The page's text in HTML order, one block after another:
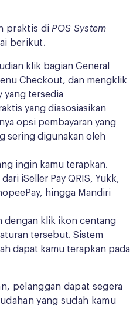
praktis diPOS System
berikut.
klik bagian General
Checkout, dan mengklik
yang tersedia
yang diasosiasikan
opsi pembayaran yang
sering digunakan oleh
ingin kamu terapkan.
iSeller Pay QRIS, Yukk,
hingga Mandiri
dengan klik ikon centang
tersebut. Sistem
dapat kamu terapkan pada
pelanggan dapat segera
yang sudah kamu